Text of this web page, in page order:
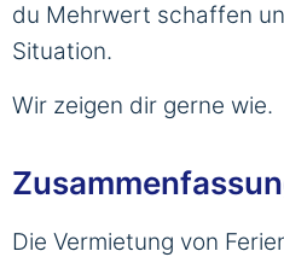
du Mehrwert schaffen
Situation.
Wir zeigen dir gerne wie.
Die Vermietung von